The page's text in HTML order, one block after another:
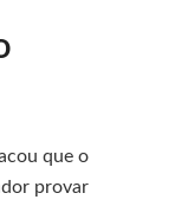
que o
provar